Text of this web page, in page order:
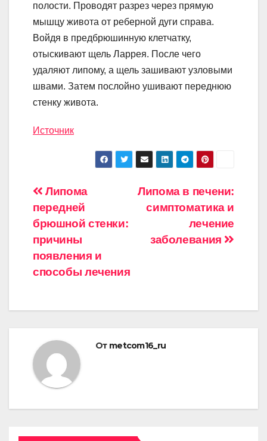
полости. Проводят разрез через прямую
мышцу живота от реберной дуги справа.
Войдя в предбрюшинную клетчатку,
отыскивают щель Ларрея. После чего
удаляют липому, а щель зашивают узловыми
швами. Затем послойно ушивают переднюю
стенку живота.
Источник
Навигация
по
записям
Липома в печени:
симптоматика и
лечение
заболевания
Липома
передней
брюшной стенки:
причины
появления и
способы лечения
От metcom16_ru